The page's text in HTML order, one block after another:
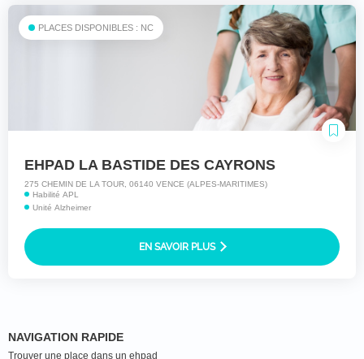
PLACES DISPONIBLES : NC
EHPAD LA BASTIDE DES CAYRONS
275 CHEMIN DE LA TOUR, 06140 VENCE (ALPES-MARITIMES)
Habilité APL
Unité Alzheimer
EN SAVOIR PLUS
NAVIGATION RAPIDE
Trouver une place dans un ehpad